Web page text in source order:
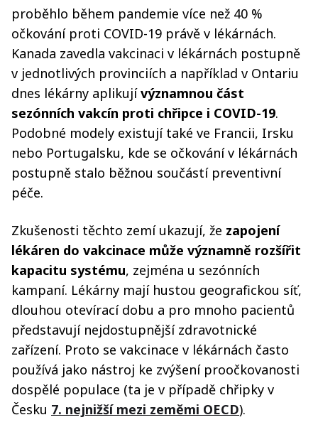
proběhlo během pandemie více než 40 %
očkování proti COVID-19 právě v lékárnách.
Kanada zavedla vakcinaci v lékárnách postupně
v jednotlivých provinciích a například v Ontariu
dnes lékárny aplikujívýznamnou část
sezónních vakcín proti chřipce i COVID-19.
Podobné modely existují také ve Francii, Irsku
nebo Portugalsku, kde se očkování v lékárnách
postupně stalo běžnou součástí preventivní
péče.
Zkušenosti těchto zemí ukazují, že zapojení
lékáren do vakcinace může významně rozšířit
kapacitu systému, zejména u sezónních
kampaní. Lékárny mají hustou geografickou síť,
dlouhou otevírací dobu a pro mnoho pacientů
představují nejdostupnější zdravotnické
zařízení. Proto se vakcinace v lékárnách často
používá jako nástroj ke zvýšení proočkovanosti
dospělé populace (ta je v případě chřipky v
Česku 7. nejnižší mezi zeměmi OECD).